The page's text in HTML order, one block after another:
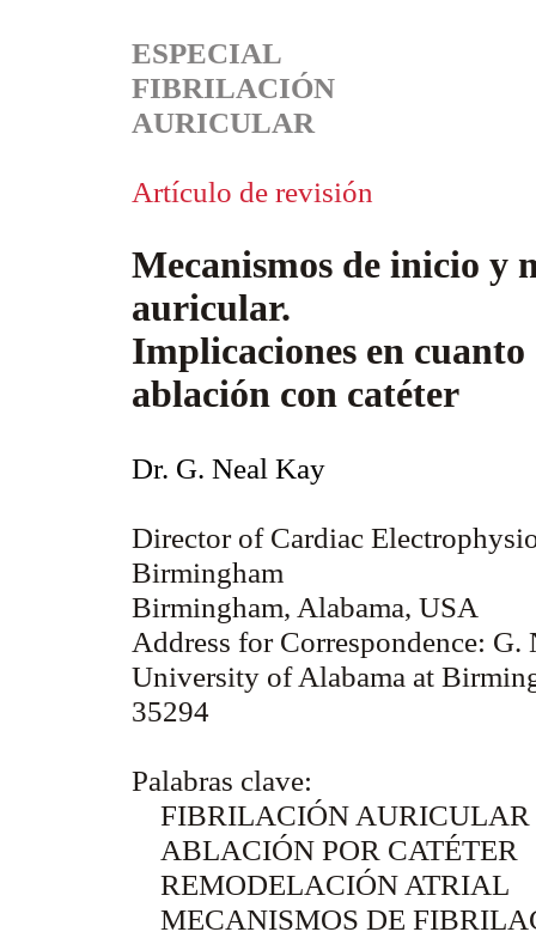
ESPECIAL
FIBRILACIÓN
AURICULAR
Artículo de revisión
Mecanismos de inicio y
auricular.
Implicaciones en cuanto
ablación con catéter
Dr. G. Neal Kay
Director of Cardiac
Birmingham
Birmingham, Alabama, USA
Address for Correspondence:
University of Alabama at
35294
Palabras clave:
FIBRILACIÓN AURICULAR
ABLACIÓN POR CATÉTER
REMODELACIÓN ATRIAL
MECANISMOS DE